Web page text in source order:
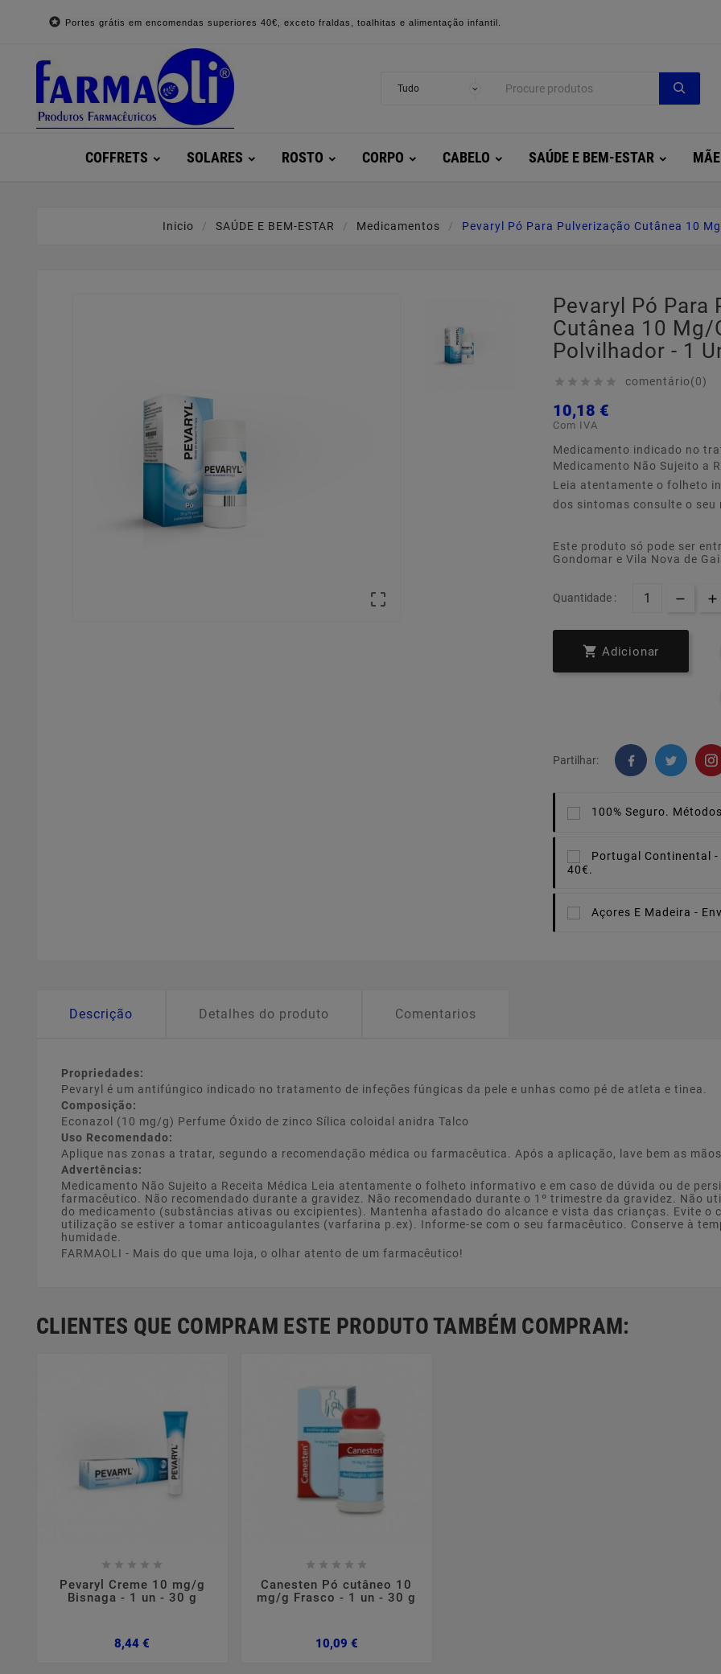
 Portes grátis em encomendas superiores 40€, exceto fraldas, toalhitas e alimentação infantil.
COFFRETS SOLARES ROSTO CORPO CABELO SAÚDE E BEM-ESTAR
Inicio SAÚDE E BEM-ESTAR Medicamentos Pevaryl Pó Para Pulverização Cutânea 10

Pevaryl Pó Para
Cutânea 10 Mg/
Polvilhador - 1
     comentário(0)
10,18 €
Com IVA
Medicamento indicado no
Medicamento Não Sujeito a
Leia atentamente o folheto
dos sintomas consulte o
Este produto só pode ser
Gondomar e Vila Nova de
Quantidade :
 Adicionar
Partilhar:
100% Seguro.
Portugal Continental -
40€.
Açores E Madeira -
Descrição Detalhes do produto Comentarios
Propriedades:
Pevaryl é um antifúngico indicado no tratamento de infeções fúngicas da pele e unhas como pé de atleta e tinea.
Composição:
Econazol (10 mg/g) Perfume Óxido de zinco Sílica coloidal anidra Talco
Uso Recomendado:
Aplique nas zonas a tratar, segundo a recomendação médica ou farmacêutica. Após a aplicação, lave bem as
Advertências:
Medicamento Não Sujeito a Receita Médica Leia atentamente o folheto informativo e em caso de dúvida ou de
farmacêutico. Não recomendado durante a gravidez. Não recomendado durante o 1º trimestre da gravidez. Não
do medicamento (substâncias ativas ou excipientes). Mantenha afastado do alcance e vista das crianças. Evite o
utilização se estiver a tomar anticoagulantes (varfarina p.ex). Informe-se com o seu farmacêutico. Conserve à
humidade.
FARMAOLI - Mais do que uma loja, o olhar atento de um farmacêutico!
CLIENTES QUE COMPRAM ESTE PRODUTO TAMBÉM COMPRAM:
    
Pevaryl Creme 10 mg/g
Bisnaga - 1 un - 30 g
8,44 €
    
Canesten Pó cutâneo 10
mg/g Frasco - 1 un - 30 g
10,09 €Preço